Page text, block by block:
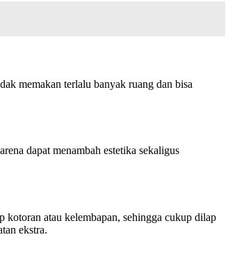
memakan terlalu banyak ruang dan bisa
dapat menambah estetika sekaligus
atau kelembapan, sehingga cukup dilap
ekstra.